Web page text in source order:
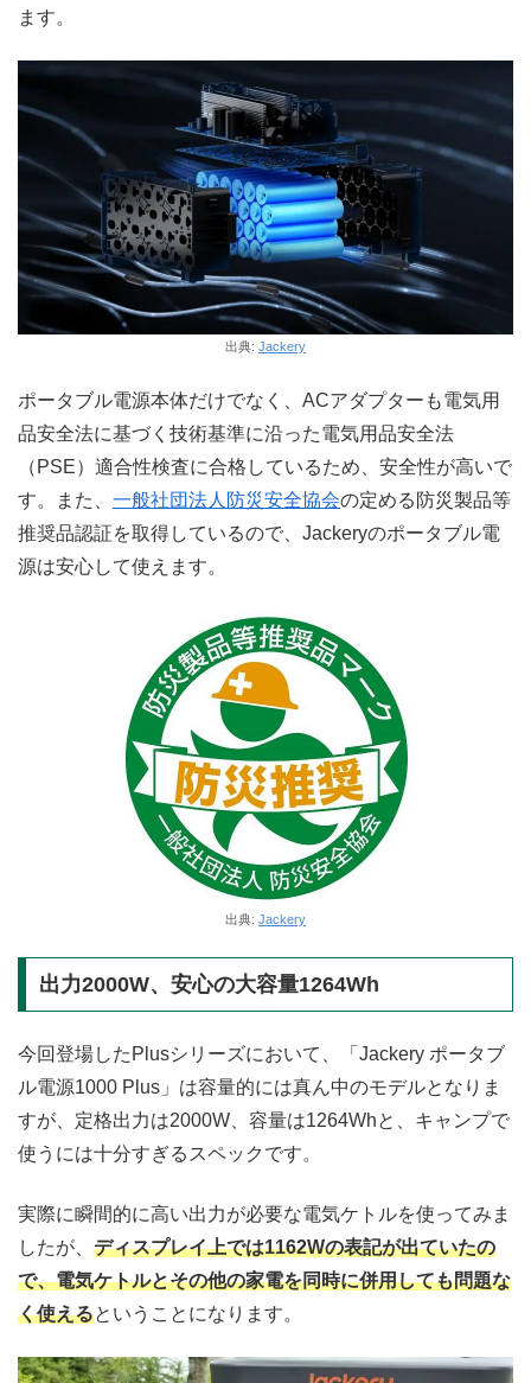
ます。
出典: Jackery
ポータブル電源本体だけでなく、ACアダプターも電気用
品安全法に基づく技術基準に沿った電気用品安全法
（PSE）適合性検査に合格しているため、安全性が高いで
す。また、 一般社団法人防災安全協会の定める防災製品等
推奨品認証を取得しているので、Jackeryのポータブル電
源は安心して使えます。
出典: Jackery
出力2000W、安心の大容量1264Wh
今回登場したPlusシリーズにおいて、「Jackery ポータブ
ル電源1000 Plus」は容量的には真ん中のモデルとなりま
すが、定格出力は2000W、容量は1264Whと、キャンプで
使うには十分すぎるスペックです。
実際に瞬間的に高い出力が必要な電気ケトルを使ってみま
したが、 ディスプレイ上では1162Wの表記が出ていたの
で、電気ケトルとその他の家電を同時に併用しても問題な
く使えるということになります。